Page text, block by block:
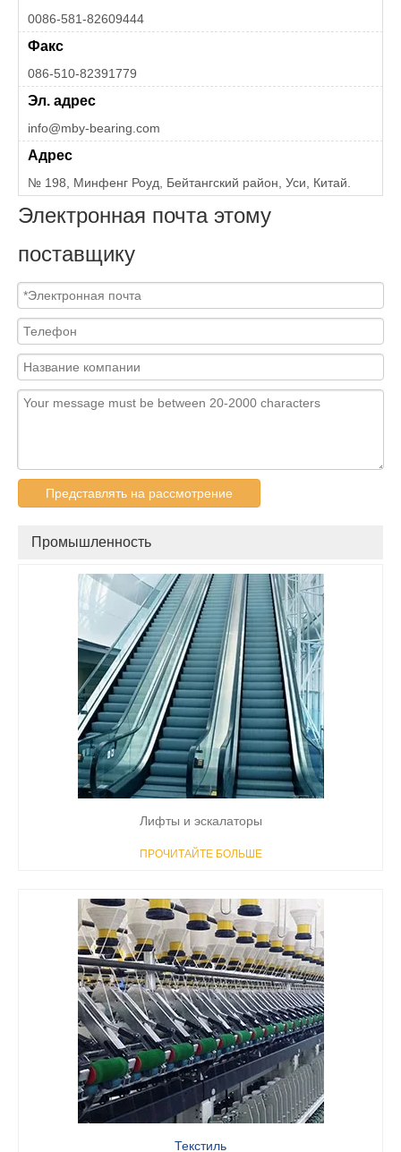
0086-581-82609444
Факс
086-510-82391779
Эл. адрес
info@mby-bearing.com
Адрес
№ 198, Минфенг Роуд, Бейтангский район, Уси, Китай.
Электронная почта этому
поставщику
Представлять на рассмотрение
Промышленность
Лифты и эскалаторы
ПРОЧИТАЙТЕ БОЛЬШЕ
Текстиль